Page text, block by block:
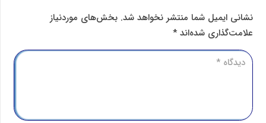
نشانی ایمیل شما منتشر نخواهد شد. بخش‌های موردنیاز
علامت‌گذاری شده‌اند*